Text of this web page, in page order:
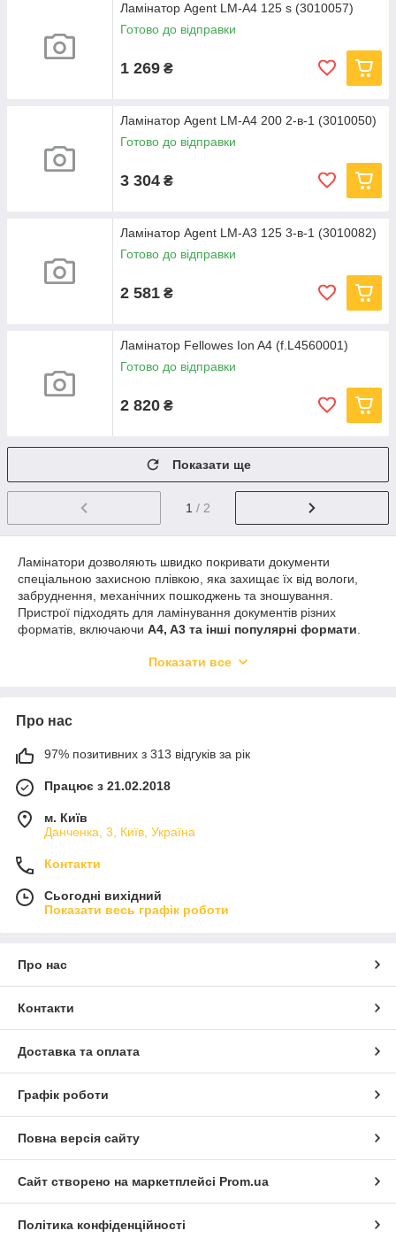
Ламінатор Agent LM-A4 125 s (3010057)
Готово до відправки
1 269 ₴
Ламінатор Agent LM-A4 200 2-в-1 (3010050)
Готово до відправки
3 304 ₴
Ламінатор Agent LM-A3 125 3-в-1 (3010082)
Готово до відправки
2 581 ₴
Ламінатор Fellowes Ion A4 (f.L4560001)
Готово до відправки
2 820 ₴
Показати ще
1 / 2
Ламінатори дозволяють швидко покривати документи
спеціальною захисною плівкою, яка захищає їх від вологи,
забруднення, механічних пошкоджень та зношування.
Пристрої підходять для ламінування документів різних
форматів, включаючи A4, A3 та інші популярні формати
використання та високою якістю ламінування, що робить їх
Показати все
Про нас
97% позитивних з 313 відгуків за рік
Працює з 21.02.2018
м. Київ
Данченка, 3, Київ, Україна
Контакти
Сьогодні вихідний
Показати весь графік роботи
Про нас
Контакти
Доставка та оплата
Графік роботи
Повна версія сайту
Сайт створено на маркетплейсі Prom.ua
Політика конфіденційності